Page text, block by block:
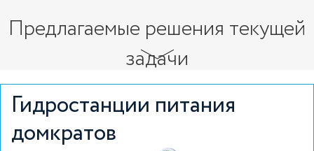
Предлагаемые решения текущей
задачи
Гидростанции питания
домкратов